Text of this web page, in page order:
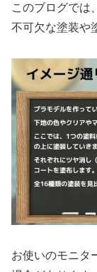
このブログでは
不可欠な塗装や
お使いのモニタ